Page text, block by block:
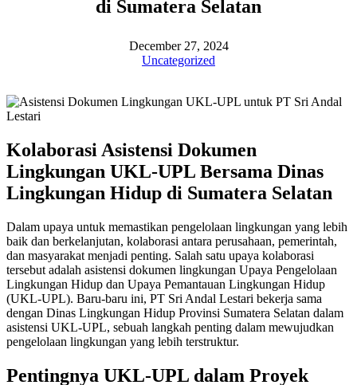
di Sumatera Selatan
December 27, 2024
Uncategorized
Kolaborasi Asistensi Dokumen
Lingkungan UKL-UPL Bersama Dinas
Lingkungan Hidup di Sumatera Selatan
Dalam upaya untuk memastikan pengelolaan lingkungan yang lebih
baik dan berkelanjutan, kolaborasi antara perusahaan, pemerintah,
dan masyarakat menjadi penting. Salah satu upaya kolaborasi
tersebut adalah asistensi dokumen lingkungan Upaya Pengelolaan
Lingkungan Hidup dan Upaya Pemantauan Lingkungan Hidup
(UKL-UPL). Baru-baru ini, PT Sri Andal Lestari bekerja sama
dengan Dinas Lingkungan Hidup Provinsi Sumatera Selatan dalam
asistensi UKL-UPL, sebuah langkah penting dalam mewujudkan
pengelolaan lingkungan yang lebih terstruktur.
Pentingnya UKL-UPL dalam Proyek